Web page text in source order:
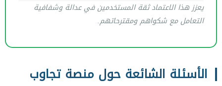
يعزز هذا الاعتماد ثقة المستخدمين في عدالة وشفافية
التعامل مع شكواهم ومقترحاتهم.
الأسئلة الشائعة حول منصة تجاوب